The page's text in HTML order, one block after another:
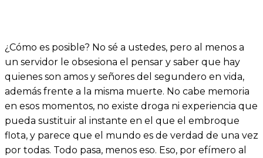
¿Cómo es posible? No sé a ustedes, pero al menos a
un servidor le obsesiona el pensar y saber que hay
quienes son amos y señores del segundero en vida,
además frente a la misma muerte. No cabe memoria
en esos momentos, no existe droga ni experiencia que
pueda sustituir al instante en el que el embroque
flota, y parece que el mundo es de verdad de una vez
por todas. Todo pasa, menos eso. Eso, por efímero al